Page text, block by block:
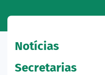
Notícias
Secretarias